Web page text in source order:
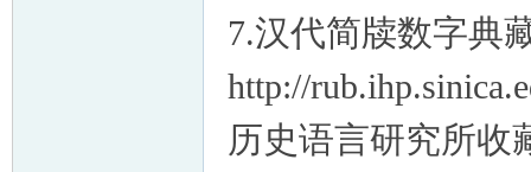
7.汉代简牍数字典
http://
历史语言研究所收